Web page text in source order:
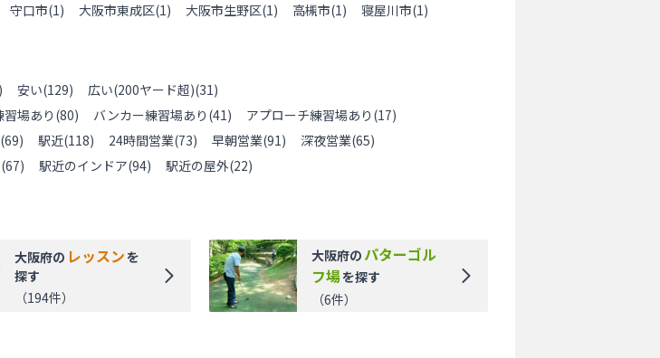
守口市(1) 大阪市東成区(1) 大阪市生野区(1) 高槻市(1) 寝屋川市(1)
) 安い(129) 広い(200ヤード超)(31)
場あり (80) バンカー練習場あり (41) アプローチ練習場あり (17)
(69) 駅近(118) 24時間営業(73) 早朝営業(91) 深夜営業(65)
(67) 駅近のインドア(94) 駅近の屋外(22)
大阪府の レッスンを
探す
（194件）
大阪府の パターゴル
フ場を探す
（6件）